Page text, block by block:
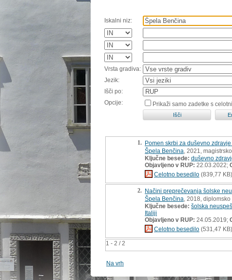
Iskalni niz:
Vrsta gradiva:
Jezik:
Išči po:
Opcije:
Prikaži samo zadetke s
1 - 2 / 2
1. Pomen skrbi za duševno
Špela Benčina , 2021,
Ključne besede: duševno
Objavljeno v RUP: 22.03.2022;
Celotno besedilo (839,77 KB)
2. Načini preprečevanja šolske
Špela Benčina , 2018,
Ključne besede: šolska
Italiji
Objavljeno v RUP: 24.05.2019;
Celotno besedilo (531,47 KB)
Na vrh